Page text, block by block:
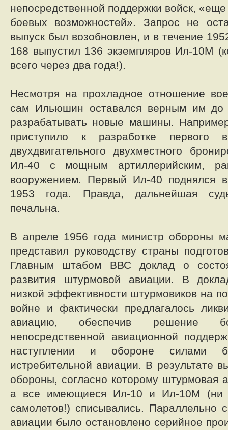
непосредственной поддержки войск,
боевых возможностей». Запрос не
выпуск был возобновлен, и в течение
168 выпустил 136 экземпляров Ил-10М
всего через два года!).
Несмотря на прохладное отношение
сам Ильюшин оставался верным им до
разрабатывать новые машины.
приступило к разработке первого
двухдвигательного двухместного
Ил-40 с мощным артиллерийским,
вооружением. Первый Ил-40 поднялся
1953 года. Правда, дальнейшая
печальна.
В апреле 1956 года министр обороны
представил руководству страны
Главным штабом ВВС доклад о
развития штурмовой авиации. В
низкой эффективности штурмовиков на
войне и фактически предлагалось
авиацию, обеспечив решение
непосредственной авиационной
наступлении и обороне силами
истребительной авиации. В результате
обороны, согласно которому штурмовая
а все имеющиеся Ил-10 и Ил-10М (ни
самолетов!) списывались. Параллельно
авиации было остановлено серийное